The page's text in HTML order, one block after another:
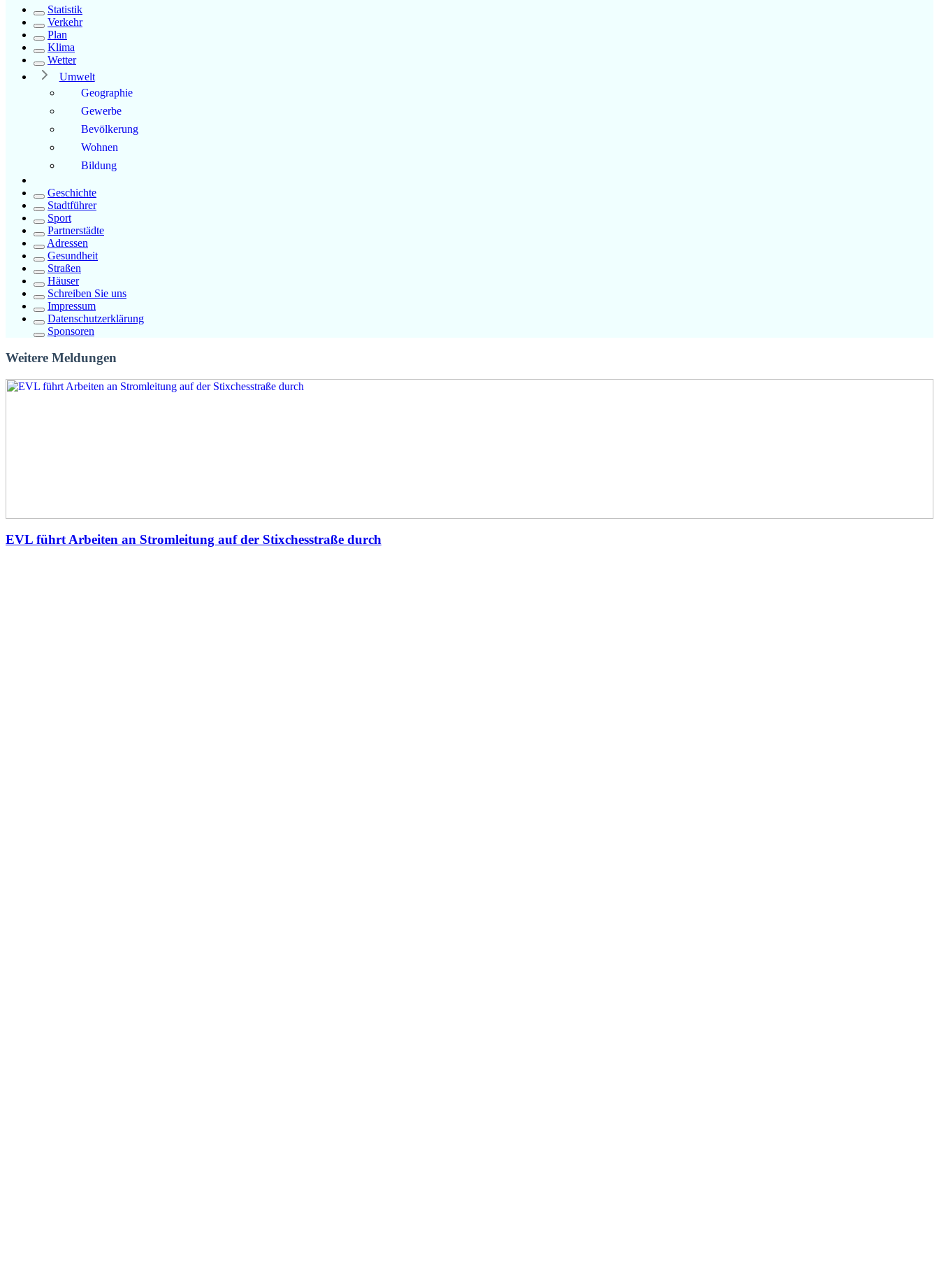
Statistik
Verkehr
Plan
Klima
Wetter
Umwelt
Geographie
Gewerbe
Bevölkerung
Wohnen
Bildung
Geschichte
Stadtführer
Sport
Partnerstädte
Adressen
Gesundheit
Straßen
Häuser
Schreiben Sie uns
Impressum
Datenschutzerklärung
Sponsoren
Weitere Meldungen
EVL führt Arbeiten an Stromleitung auf der Stixchesstraße durch